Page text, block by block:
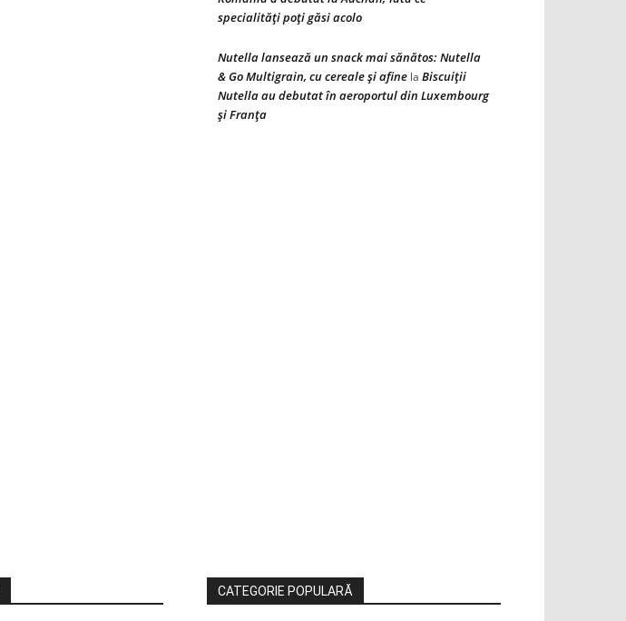
specialităţi poţi găsi acolo
Nutella lansează un snack mai sănătos: Nutella
& Go Multigrain, cu cereale şi afine la Biscuiţii
Nutella au debutat în aeroportul din Luxembourg
şi Franţa
CATEGORIE POPULARĂ